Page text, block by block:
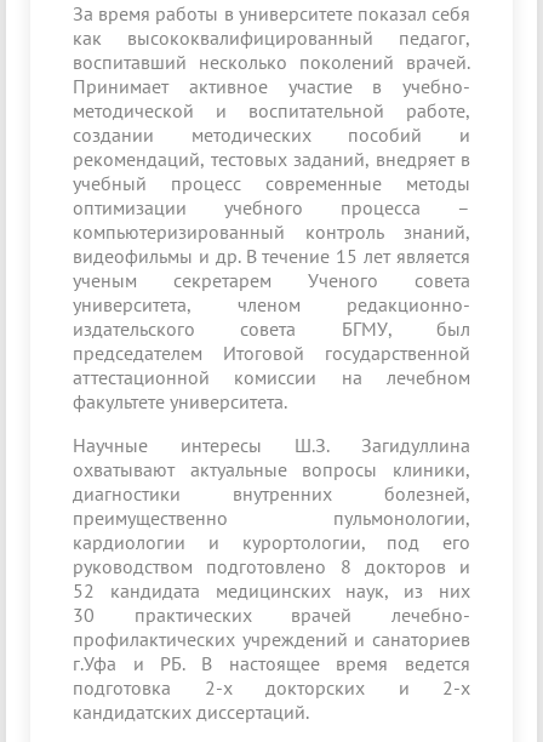
За время работы в университете показал себя
как высококвалифицированный педагог,
воспитавший несколько поколений врачей.
Принимает активное участие в учебно-
методической и воспитательной работе,
создании методических пособий и
рекомендаций, тестовых заданий, внедряет в
учебный процесс современные методы
оптимизации учебного процесса –
компьютеризированный контроль знаний,
видеофильмы и др. В течение 15 лет является
ученым секретарем Ученого совета
университета, членом редакционно-
издательского совета БГМУ, был
председателем Итоговой государственной
аттестационной комиссии на лечебном
факультете университета.
Научные интересы Ш.З. Загидуллина
охватывают актуальные вопросы клиники,
диагностики внутренних болезней,
преимущественно пульмонологии,
кардиологии и курортологии, под его
руководством подготовлено 8 докторов и
52 кандидата медицинских наук, из них
30 практических врачей лечебно-
профилактических учреждений и санаториев
г.Уфа и РБ. В настоящее время ведется
подготовка 2-х докторских и 2-х
кандидатских диссертаций.